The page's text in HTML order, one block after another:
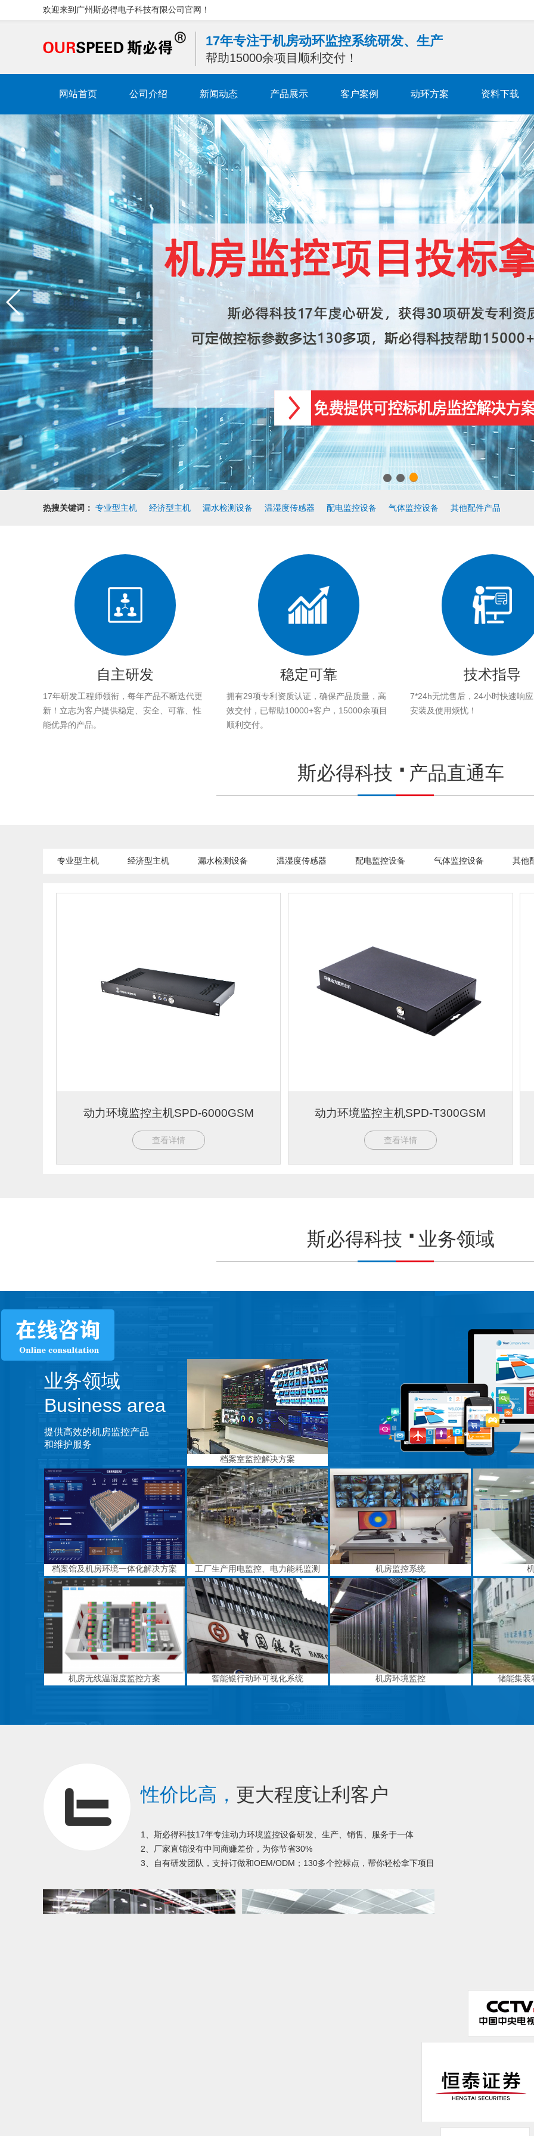
欢迎来到广州斯必得电子科技有限公司官网！
17年专注于机房动环监控系统研发、生产
帮助15000余项目顺利交付！
网站首页 公司介绍 新闻动态 产品展示 客户案例 动环方案 资料下载
热搜关键词： 专业型主机 经济型主机 漏水检测设备 温湿度传感器 配电监控设备 气体监控设备 其他配件产品
自主研发
17年研发工程师领衔，每年产品不断迭代更
新！立志为客户提供稳定、安全、可靠、性
能优异的产品。
稳定可靠
拥有29项专利资质认证，确保产品质量，高
效交付，已帮助10000+客户，15000余项目
顺利交付。
技术指导
7*24h无忧售后，24小时快速响
安装及使用烦忧！
斯必得科技 产品直通车
专业型主机 经济型主机 漏水检测设备 温湿度传感器 配电监控设备 气体监控设备 其他
动力环境监控主机SPD-6000GSM
查看详情
动力环境监控主机SPD-T300GSM
查看详情
斯必得科技 业务领域
业务领域
Business area
提供高效的机房监控产品
和维护服务
档案室监控解决方案
档案馆及机房环境一体化解决方案 工厂生产用电监控、电力能耗监测 机房监控系统
机房无线温湿度监控方案 智能银行动环可视化系统 机房环境监控 储能集装
性价比高， 更大程度让利客户
1、斯必得科技17年专注动力环境监控设备研发、生产、销售、服务于一体
2、厂家直销没有中间商赚差价，为你节省30%
3、自有研发团队，支持订做和OEM/ODM；130多个控标点，帮你轻松拿下项目